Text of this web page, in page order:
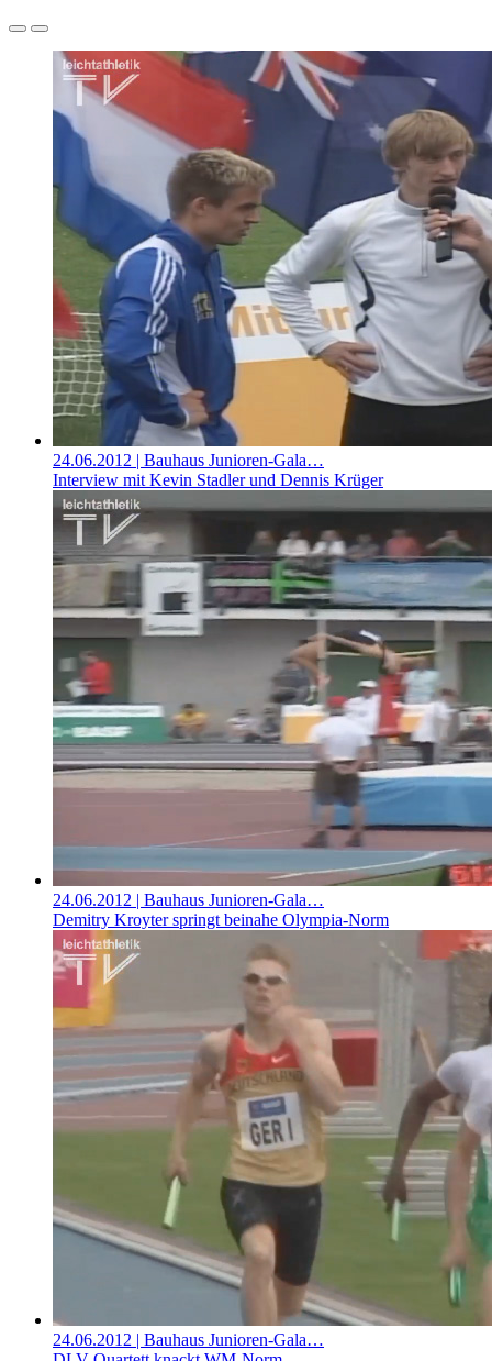
24.06.2012 | Bauhaus Junioren-Gala…
Interview mit Kevin Stadler und Dennis Krüger
24.06.2012 | Bauhaus Junioren-Gala…
Demitry Kroyter springt beinahe Olympia-Norm
24.06.2012 | Bauhaus Junioren-Gala…